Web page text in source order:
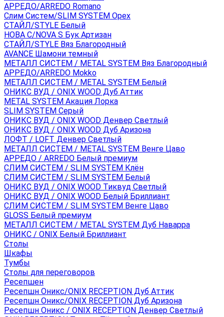
АРРЕДО/ARREDO Romano
Слим Систем/SLIM SYSTEM Орех
СТАЙЛ/STYLE Белый
НОВА С/NOVA S Бук Артизан
СТАЙЛ/STYLE Вяз Благородный
AVANCE Шамони темный
МЕТАЛЛ СИСТЕМ / METAL SYSTEM Вяз Благородный
АРРЕДО/ARREDO Mokko
МЕТАЛЛ СИСТЕМ / METAL SYSTEM Белый
ОНИКС ВУД / ONIX WOOD Дуб Аттик
METAL SYSTEM Акация Лорка
SLIM SYSTEM Серый
ОНИКС ВУД / ONIX WOOD Денвер Светлый
ОНИКС ВУД / ONIX WOOD Дуб Аризона
ЛОФТ / LOFT Денвер Светлый
МЕТАЛЛ СИСТЕМ / METAL SYSTEM Венге Цаво
АРРЕДО / ARREDO Белый премиум
СЛИМ СИСТЕМ / SLIM SYSTEM Клён
СЛИМ СИСТЕМ / SLIM SYSTEM Белый
ОНИКС ВУД / ONIX WOOD Тиквуд Светлый
ОНИКС ВУД / ONIX WOOD Белый Бриллиант
СЛИМ СИСТЕМ / SLIM SYSTEM Венге Цаво
GLOSS Белый премиум
МЕТАЛЛ СИСТЕМ / METAL SYSTEM Дуб Наварра
ОНИКС / ONIX Белый Бриллиант
Столы
Шкафы
Тумбы
Столы для переговоров
Ресепшен
Ресепшн Оникс/ONIX RECEPTION Дуб Аттик
Ресепшн Оникс/ONIX RECEPTION Дуб Аризона
Ресепшн Оникс / ONIX RECEPTION Денвер Светлый